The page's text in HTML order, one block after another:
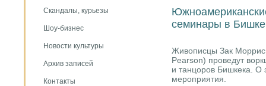
Скандалы, курьезы
Шоу-бизнес
Новости культуры
Архив записей
Контакты
семинары в
Живописцы Зак
Pearson) проведут
и танцоров Бишкека. О
мероприятия.